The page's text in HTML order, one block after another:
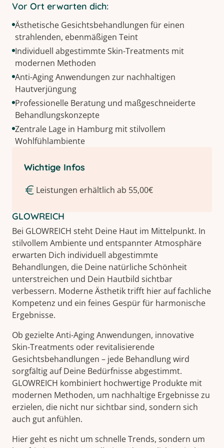
Vor Ort erwarten dich:
Ästhetische Gesichtsbehandlungen für einen
strahlenden, ebenmäßigen Teint
Individuell abgestimmte Skin-Treatments mit
modernen Methoden
Anti-Aging Anwendungen zur nachhaltigen
Hautverjüngung
Professionelle Beratung und maßgeschneiderte
Behandlungskonzepte
Zentrale Lage in Hamburg mit stilvollem
Wohlfühlambiente
Wichtige Infos
Leistungen erhältlich ab 55,00€
GLOWREICH
Bei GLOWREICH steht Deine Haut im Mittelpunkt. In
stilvollem Ambiente und entspannter Atmosphäre
erwarten Dich individuell abgestimmte
Behandlungen, die Deine natürliche Schönheit
unterstreichen und Dein Hautbild sichtbar
verbessern. Moderne Ästhetik trifft hier auf fachliche
Kompetenz und ein feines Gespür für harmonische
Ergebnisse.
Ob gezielte Anti-Aging Anwendungen, innovative
Skin-Treatments oder revitalisierende
Gesichtsbehandlungen – jede Behandlung wird
sorgfältig auf Deine Bedürfnisse abgestimmt.
GLOWREICH kombiniert hochwertige Produkte mit
modernen Methoden, um nachhaltige Ergebnisse zu
erzielen, die nicht nur sichtbar sind, sondern sich
auch gut anfühlen.
Hier geht es nicht um schnelle Trends, sondern um